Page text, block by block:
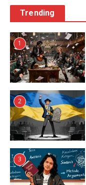
Trending
1
2
3